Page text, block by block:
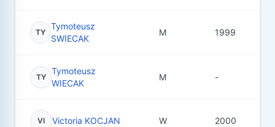
TY
Tymoteusz
SWIECAK
M 1999
TY
Tymoteusz
WIECAK
M -
VI Victoria KOCJAN W 2000